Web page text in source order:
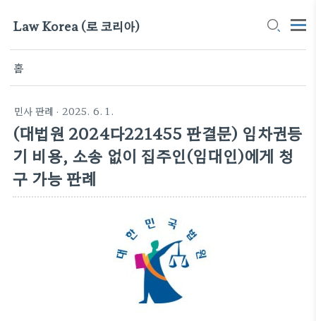
Law Korea (로 코리아)
홈
민사 판례 · 2025. 6. 1.
(대법원 2024다221455 판결문) 임차권등
기 비용, 소송 없이 집주인(임대인)에게 청
구 가능 판례